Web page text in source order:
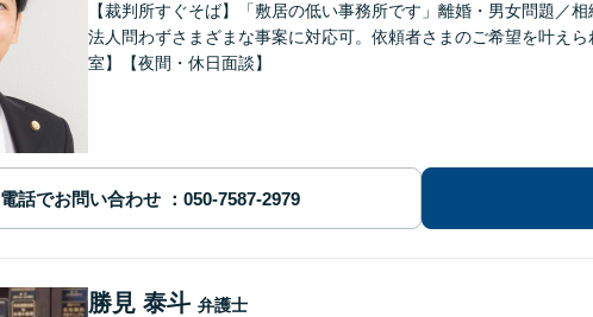
【裁判所すぐそば】「敷居の低い事務所です」離婚・男女問題／
法人問わずさまざまな事案に対応可。依頼者さまのご希望を叶え
室】【夜間・休日面談】
電話でお問い合わせ
勝見 泰斗 弁護士